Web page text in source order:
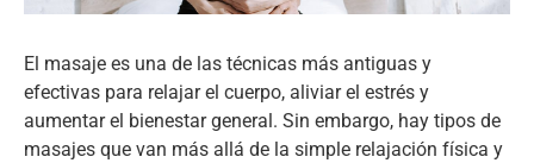
El masaje es una de las técnicas más antiguas y
efectivas para relajar el cuerpo, aliviar el estrés y
aumentar el bienestar general. Sin embargo, hay tipos de
masajes que van más allá de la simple relajación física y